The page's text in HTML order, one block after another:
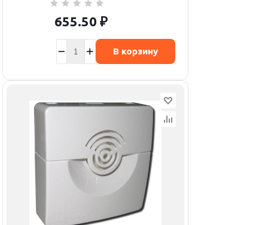
655.50 ₽
В корзину